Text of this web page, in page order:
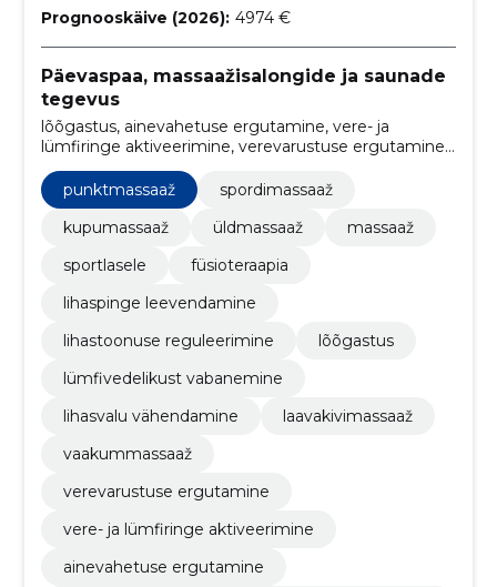
Prognooskäive (2026): 4974 €
Päevaspaa, massaažisalongide ja saunade
tegevus
lõõgastus, ainevahetuse ergutamine, vere- ja
lümfiringe aktiveerimine, verevarustuse ergutamine,
lihasvalu vähendamine, lümfivedelikust vabanemine,
spordimassaaž
punktmassaaž
spordimassaaž
kupumassaaž
üldmassaaž
massaaž
sportlasele
füsioteraapia
lihaspinge leevendamine
lihastoonuse reguleerimine
lõõgastus
lümfivedelikust vabanemine
lihasvalu vähendamine
laavakivimassaaž
vaakummassaaž
verevarustuse ergutamine
vere- ja lümfiringe aktiveerimine
ainevahetuse ergutamine